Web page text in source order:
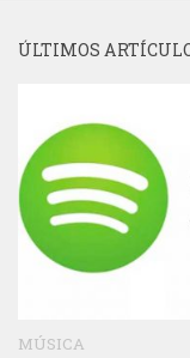
ÚLTIMOS
MÚSICA